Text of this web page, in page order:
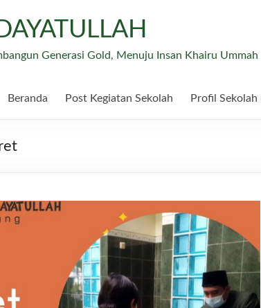
Generasi Gold, Menuju Insan Khairu Ummah
Beranda Post Kegiatan Sekolah Profil Sekolah